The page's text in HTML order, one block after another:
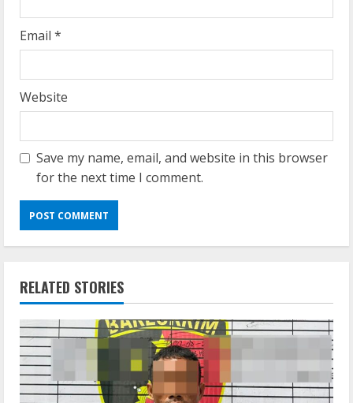
Email *
Website
Save my name, email, and website in this browser
for the next time I comment.
RELATED STORIES